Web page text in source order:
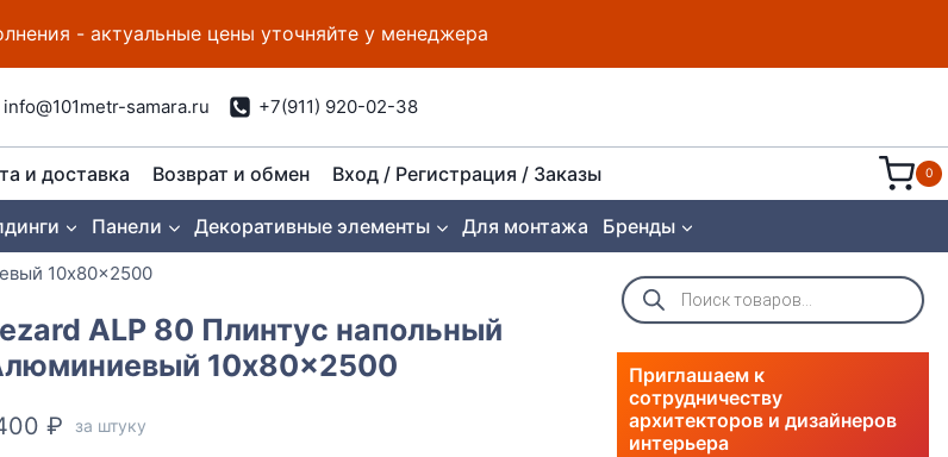
- актуальные цены уточняйте у менеджера
info@101metr-samara.ru +7(911) 920-02-38
и доставка Возврат и обмен Вход / Регистрация / Заказы 0
Панели Декоративные элементы Для монтажа Бренды
10x80x2500
ALP 80 Плинтус напольный
10x80x2500
₽ за штуку
Поиск
товаров
Приглашаем к
сотрудничеству
архитекторов и дизайнеров
интерьера